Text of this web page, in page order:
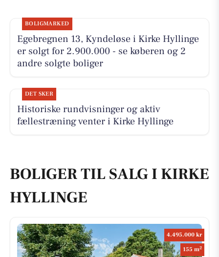
BOLIGMARKED
Egebregnen 13, Kyndeløse i Kirke Hyllinge
er solgt for 2.900.000 - se køberen og 2
andre solgte boliger
DET SKER
Historiske rundvisninger og aktiv
fællestræning venter i Kirke Hyllinge
BOLIGER TIL SALG I KIRKE
HYLLINGE
4.495.000 kr
155 m2